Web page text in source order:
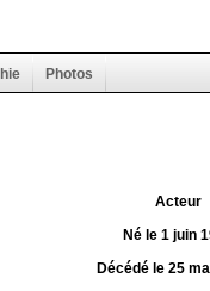
Photos
Acteur
Né le 1 juin
Décédé le 25